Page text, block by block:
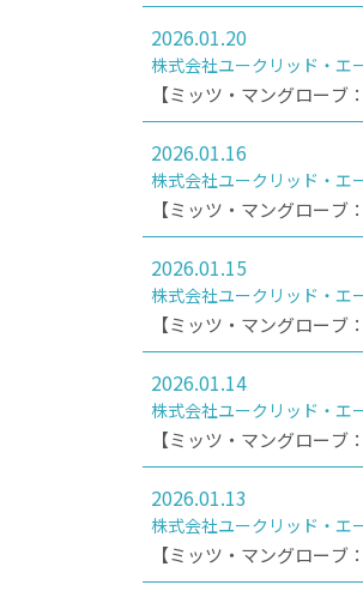
2026.01.20
株式会社ユークリッド・エ
【ミッツ・マングロー
2026.01.16
株式会社ユークリッド・エ
【ミッツ・マングローブ
2026.01.15
株式会社ユークリッド・エ
【ミッツ・マングロー
2026.01.14
株式会社ユークリッド・エ
【ミッツ・マングローブ
2026.01.13
株式会社ユークリッド・エ
【ミッツ・マングロー